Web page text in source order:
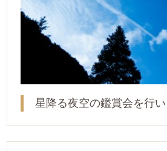
星降る夜空の鑑賞会を行い